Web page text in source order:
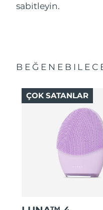
sabitleyin.
ÇOK SATANLAR